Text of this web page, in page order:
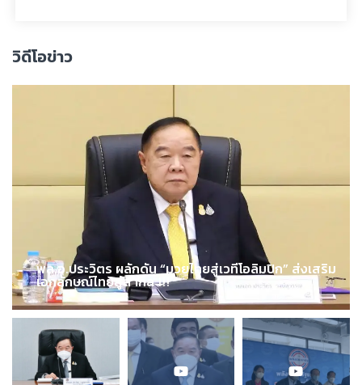
วิดีโอข่าว
พล.อ.ประวิตร ผลักดัน “มวยไทยสู่เวทีโอลิมปิก” ส่งเสริม
เอกลักษณ์ไทยสู่สากล !!!